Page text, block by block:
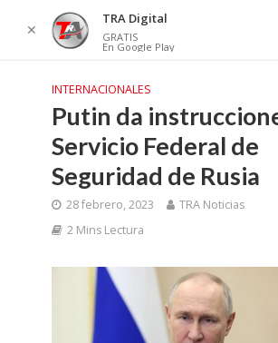
INTERNACIONALES
Putin da
Servicio Federal de
Seguridad de Rusia
28 febrero, 2023
TRA Noticias
2 Mins Lectura
✕
TRA Digital
GRATIS
En Google Play